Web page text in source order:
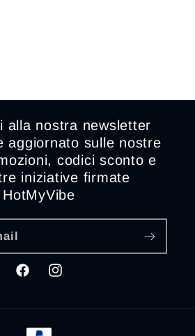
alla nostra newsletter
aggiornato sulle nostre
codici sconto e
iniziative firmate
HotMyVibe
FacebookInstagram
Metodi